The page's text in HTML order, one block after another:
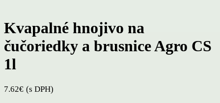
Kvapalné hnojivo na
čučoriedky a brusnice Agro CS
1l
7.62€ (s DPH)